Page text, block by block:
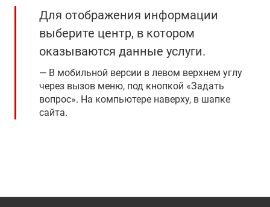
Для отображения информации
выберите центр, в котором
оказываются данные услуги.
В мобильной версии в левом верхнем углу
через вызов меню, под кнопкой «Задать
вопрос». На компьютере наверху, в шапке
сайта.